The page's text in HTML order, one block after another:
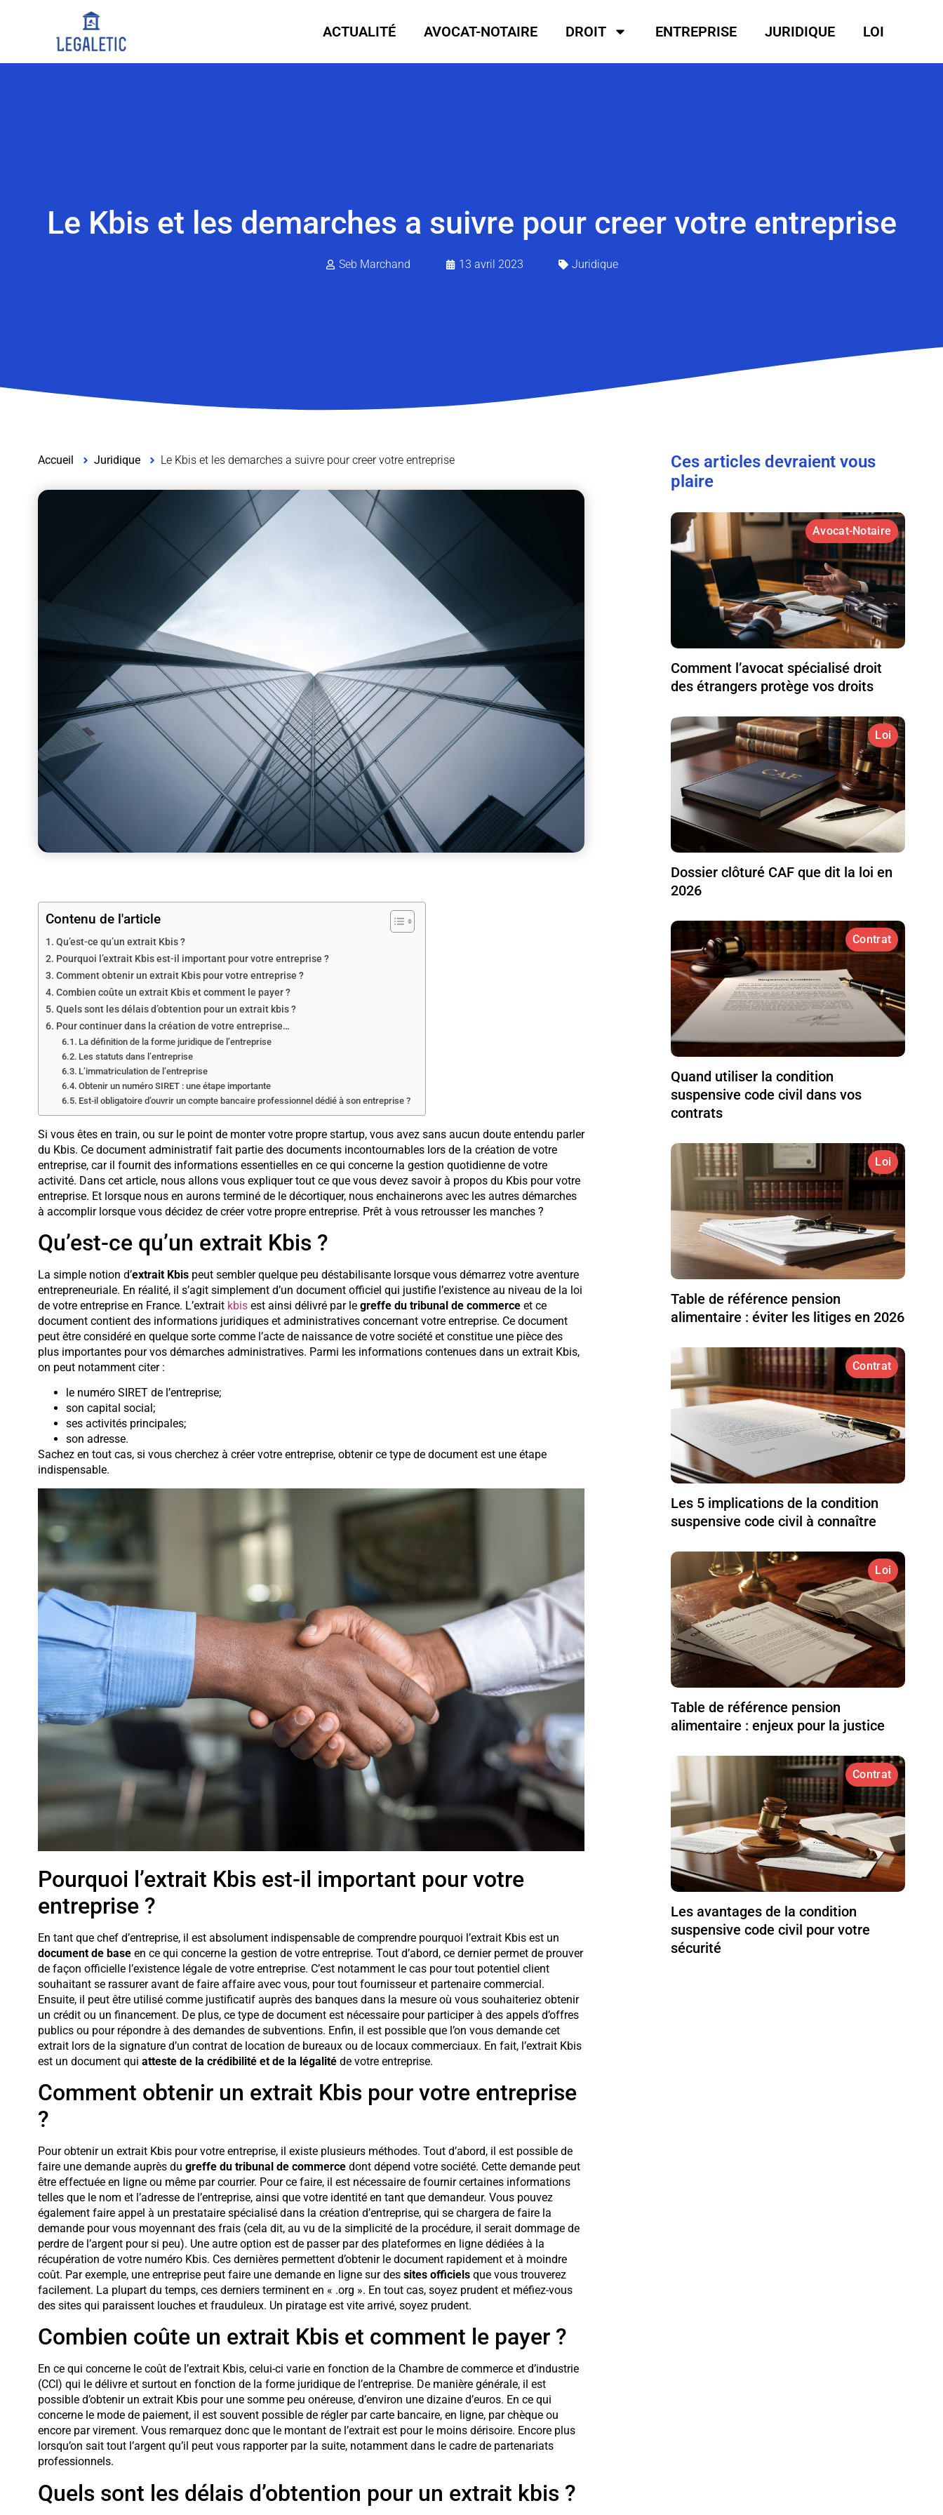
ACTUALITÉ AVOCAT-NOTAIRE DROIT ENTREPRISE JURIDIQUE LOI
Le Kbis et les demarches a suivre pour creer votre entreprise
Seb Marchand 13 avril 2023 Juridique
Accueil Juridique Le Kbis et les demarches a suivre pour creer votre entreprise
Contenu de l'article
Qu’est-ce qu’un extrait Kbis ?
Pourquoi l’extrait Kbis est-il important pour votre entreprise ?
Comment obtenir un extrait Kbis pour votre entreprise ?
Combien coûte un extrait Kbis et comment le payer ?
Quels sont les délais d’obtention pour un extrait kbis ?
Pour continuer dans la création de votre entreprise…
La définition de la forme juridique de l’entreprise
Les statuts dans l’entreprise
L’immatriculation de l’entreprise
Obtenir un numéro SIRET : une étape importante
Est-il obligatoire d’ouvrir un compte bancaire professionnel dédié à son entreprise ?
Si vous êtes en train, ou sur le point de monter votre propre startup, vous avez sans aucun doute entendu parler
du Kbis. Ce document administratif fait partie des documents incontournables lors de la création de votre
entreprise, car il fournit des informations essentielles en ce qui concerne la gestion quotidienne de votre
activité. Dans cet article, nous allons vous expliquer tout ce que vous devez savoir à propos du Kbis pour votre
entreprise. Et lorsque nous en aurons terminé de le décortiquer, nous enchainerons avec les autres démarches
à accomplir lorsque vous décidez de créer votre propre entreprise. Prêt à vous retrousser les manches ?
Qu’est-ce qu’un extrait Kbis ?
La simple notion d’extrait Kbispeut sembler quelque peu déstabilisante lorsque vous démarrez votre aventure
entrepreneuriale. En réalité, il s’agit simplement d’un document officiel qui justifie l’existence au niveau de la loi
de votre entreprise en France. L’extrait kbisest ainsi délivré par le greffe du tribunal de commerceet ce
document contient des informations juridiques et administratives concernant votre entreprise. Ce document
peut être considéré en quelque sorte comme l’acte de naissance de votre société et constitue une pièce des
plus importantes pour vos démarches administratives. Parmi les informations contenues dans un extrait Kbis,
on peut notamment citer :
le numéro SIRET de l’entreprise;
son capital social;
ses activités principales;
son adresse.
Sachez en tout cas, si vous cherchez à créer votre entreprise, obtenir ce type de document est une étape
indispensable.
Pourquoi l’extrait Kbis est-il important pour votre
entreprise ?
En tant que chef d’entreprise, il est absolument indispensable de comprendre pourquoi l’extrait Kbis est un
document de baseen ce qui concerne la gestion de votre entreprise. Tout d’abord, ce dernier permet de prouver
de façon officielle l’existence légale de votre entreprise. C’est notamment le cas pour tout potentiel client
souhaitant se rassurer avant de faire affaire avec vous, pour tout fournisseur et partenaire commercial.
Ensuite, il peut être utilisé comme justificatif auprès des banques dans la mesure où vous souhaiteriez obtenir
un crédit ou un financement. De plus, ce type de document est nécessaire pour participer à des appels d’offres
publics ou pour répondre à des demandes de subventions. Enfin, il est possible que l’on vous demande cet
extrait lors de la signature d’un contrat de location de bureaux ou de locaux commerciaux. En fait, l’extrait Kbis
est un document qui atteste de la crédibilité et de la légalitéde votre entreprise.
Comment obtenir un extrait Kbis pour votre entreprise
?
Pour obtenir un extrait Kbis pour votre entreprise, il existe plusieurs méthodes. Tout d’abord, il est possible de
faire une demande auprès du greffe du tribunal de commercedont dépend votre société. Cette demande peut
être effectuée en ligne ou même par courrier. Pour ce faire, il est nécessaire de fournir certaines informations
telles que le nom et l’adresse de l’entreprise, ainsi que votre identité en tant que demandeur. Vous pouvez
également faire appel à un prestataire spécialisé dans la création d’entreprise, qui se chargera de faire la
demande pour vous moyennant des frais (cela dit, au vu de la simplicité de la procédure, il serait dommage de
perdre de l’argent pour si peu). Une autre option est de passer par des plateformes en ligne dédiées à la
récupération de votre numéro Kbis. Ces dernières permettent d’obtenir le document rapidement et à moindre
coût. Par exemple, une entreprise peut faire une demande en ligne sur dessites officielsque vous trouverez
facilement. La plupart du temps, ces derniers terminent en « .org ». En tout cas, soyez prudent et méfiez-vous
des sites qui paraissent louches et frauduleux. Un piratage est vite arrivé, soyez prudent.
Combien coûte un extrait Kbis et comment le payer ?
En ce qui concerne le coût de l’extrait Kbis, celui-ci varie en fonction de la Chambre de commerce et d’industrie
(CCI) qui le délivre et surtout en fonction de la forme juridique de l’entreprise. De manière générale, il est
possible d’obtenir un extrait Kbis pour une somme peu onéreuse, d’environ une dizaine d’euros. En ce qui
concerne le mode de paiement, il est souvent possible de régler par carte bancaire, en ligne, par chèque ou
encore par virement. Vous remarquez donc que le montant de l’extrait est pour le moins dérisoire. Encore plus
lorsqu’on sait tout l’argent qu’il peut vous rapporter par la suite, notamment dans le cadre de partenariats
professionnels.
Quels sont les délais d’obtention pour un extrait kbis ?
Ces articles devraient vous
plaire
Avocat-Notaire
Comment l’avocat spécialisé droit
des étrangers protège vos droits
Loi
Dossier clôturé CAF que dit la loi en
2026
Contrat
Quand utiliser la condition
suspensive code civil dans vos
contrats
Loi
Table de référence pension
alimentaire : éviter les litiges en 2026
Contrat
Les 5 implications de la condition
suspensive code civil à connaître
Loi
Table de référence pension
alimentaire : enjeux pour la justice
Contrat
Les avantages de la condition
suspensive code civil pour votre
sécurité